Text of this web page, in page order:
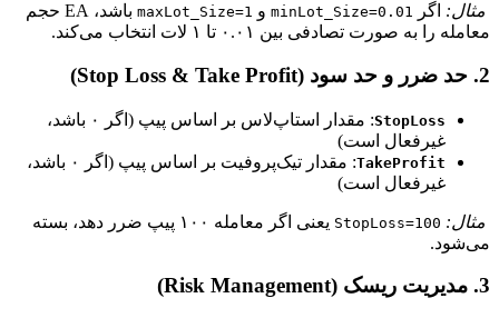
اگر minLot_Size=0.01وmaxLot_Size=1
باشد، EA حجم
را به صورت تصادفی بین ۰.۰۱ تا ۱ لات انتخاب می‌کند.
StopLoss
: مقدار استاپ‌لاس بر اساس پیپ (اگر ۰ باشد،
غیرفعال است)
TakeProfit
: مقدار تیک‌پروفیت بر اساس پیپ (اگر ۰ باشد،
غیرفعال است)
StopLoss=100
یعنی اگر معامله ۱۰۰ پیپ ضرر دهد، بسته